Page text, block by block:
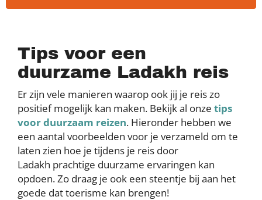
Tips voor een
duurzame Ladakh reis
Er zijn vele manieren waarop ook jij je reis zo
positief mogelijk kan maken. Bekijk al onze tips
voor duurzaam reizen. Hieronder hebben we
een aantal voorbeelden voor je verzameld om te
laten zien hoe je tijdens je reis door
Ladakh prachtige duurzame ervaringen kan
opdoen. Zo draag je ook een steentje bij aan het
goede dat toerisme kan brengen!